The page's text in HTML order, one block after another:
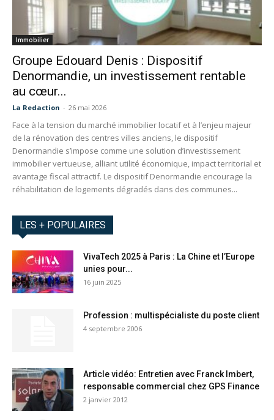
Immobilier
Groupe Edouard Denis : Dispositif
Denormandie, un investissement rentable
au cœur...
La Redaction - 26 mai 2026
Face à la tension du marché immobilier locatif et à l’enjeu majeur
de la rénovation des centres villes anciens, le dispositif
Denormandie s’impose comme une solution d’investissement
immobilier vertueuse, alliant utilité économique, impact territorial et
avantage fiscal attractif. Le dispositif Denormandie encourage la
réhabilitation de logements dégradés dans des communes...
LES + POPULAIRES
VivaTech 2025 à Paris : La Chine et l’Europe
unies pour...
16 juin 2025
Profession : multispécialiste du poste client
4 septembre 2006
Article vidéo: Entretien avec Franck Imbert,
responsable commercial chez GPS Finance
2 janvier 2012